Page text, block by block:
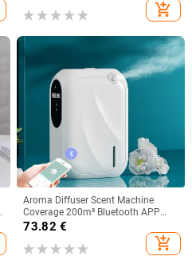
Grain Purifier Spray 7 Colors Light
add_shopping_cart
Aroma Diffuser Scent Machine
Coverage 200m³ Bluetooth APP
Control Fragrance Diffuser Smell
Distributor For Home Fragrance
Smell
73.82 €
add_shopping_cart